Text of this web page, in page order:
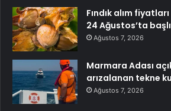
Fındık alım
24 Ağustos’ta
Ağustos 7, 2026
Marmara Adası
arızalanan tekne
Ağustos 7, 2026